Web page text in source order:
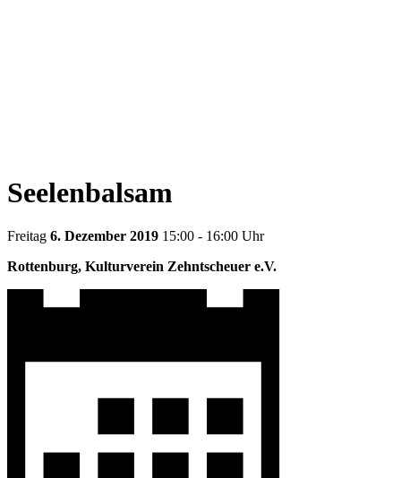
Seelenbalsam
Freitag 6. Dezember 2019 15:00 - 16:00 Uhr
Rottenburg, Kulturverein Zehntscheuer e.V.